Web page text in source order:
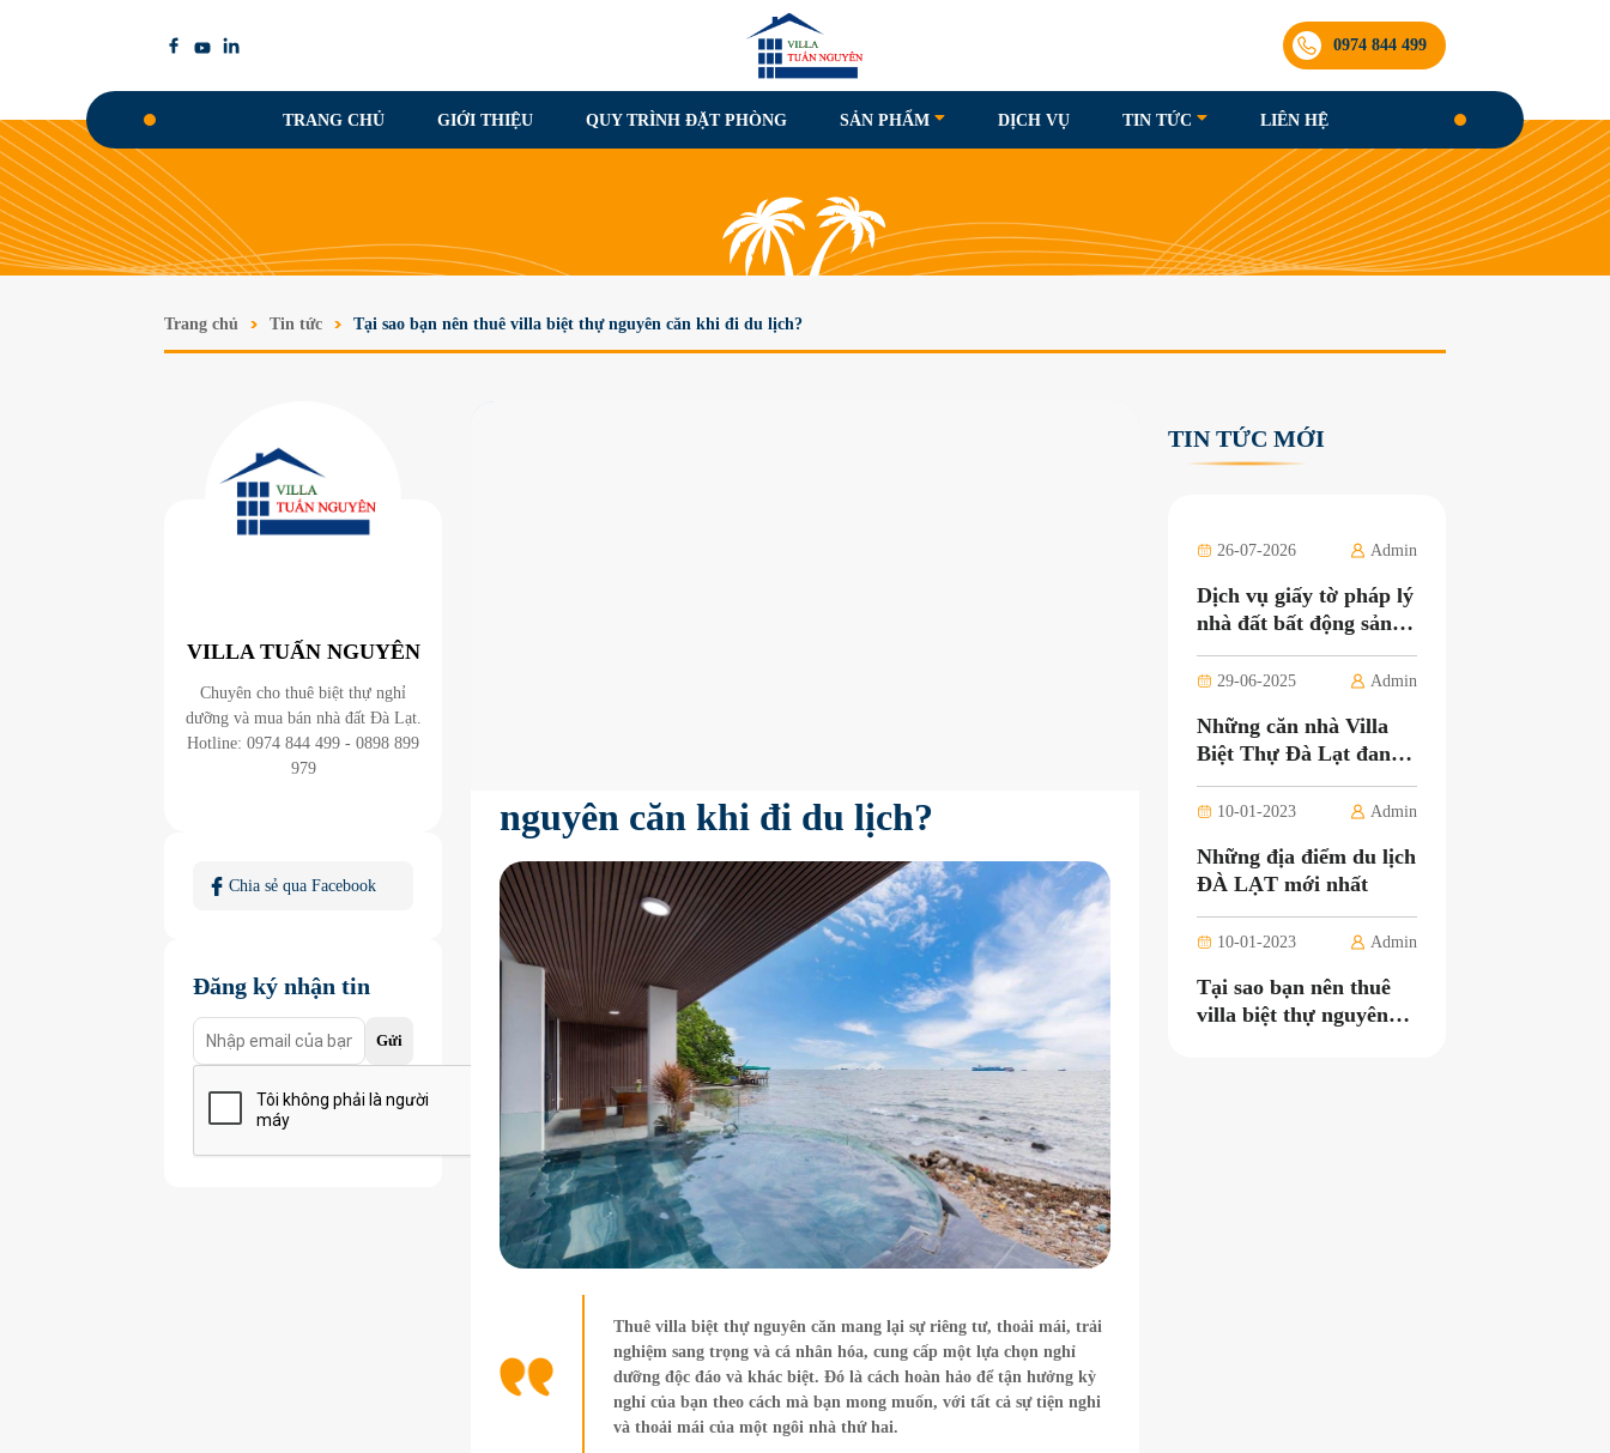
0974 844 499
TRANG CHỦ GIỚI THIỆU QUY TRÌNH ĐẶT PHÒNG SẢN PHẨM DỊCH VỤ TIN TỨC LIÊN HỆ
Trang chủ Tin tức Tại sao bạn nên thuê villa biệt thự nguyên căn khi đi du lịch?
VILLA TUẤN NGUYÊN
Chuyên cho thuê biệt thự nghỉ
dưỡng và mua bán nhà đất Đà Lạt.
Hotline: 0974 844 499 - 0898 899
979
Chia sẻ qua Facebook
Đăng ký nhận tin
Gửi
nguyên căn khi đi du lịch?
Thuê villa biệt thự nguyên căn mang lại sự riêng tư, thoải mái, trải
nghiệm sang trọng và cá nhân hóa, cung cấp một lựa chọn nghỉ
dưỡng độc đáo và khác biệt. Đó là cách hoàn hảo để tận hưởng kỳ
nghỉ của bạn theo cách mà bạn mong muốn, với tất cả sự tiện nghi
và thoải mái của một ngôi nhà thứ hai.
TIN TỨC MỚI
26-07-2026 Admin
Dịch vụ giấy tờ pháp lý
nhà đất bất động sản
Đà Lạt Lâm Đồng uy
tín và nhanh chóng
29-06-2025 Admin
Những căn nhà Villa
Biệt Thự Đà Lạt đang
cần mua bán với giá tốt
10-01-2023 Admin
Những địa điểm du lịch
ĐÀ LẠT mới nhất
10-01-2023 Admin
Tại sao bạn nên thuê
villa biệt thự nguyên